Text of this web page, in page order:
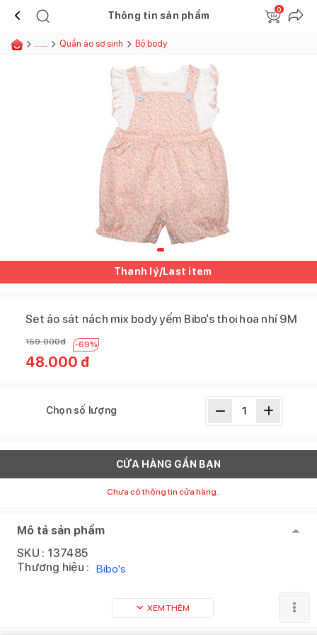
Thông tin sản phẩm
0
...... Quần áo sơ sinh Bộ body
Thanh lý/Last item
Set áo sát nách mix body yếm Bibo’s thoi hoa nhí 9M
159.000đ -69%
48.000 đ
Chọn số lượng
CỬA HÀNG GẦN BẠN
Chưa có thông tin cửa hàng.
Mô tả sản phẩm
SKU : 137485
Thương hiệu : Bibo's
XEM THÊM